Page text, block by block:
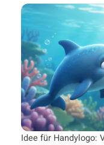
Idee für Handylogo: